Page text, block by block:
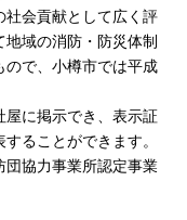
会貢献として広く評
域の消防・防災体制
で、小樽市では平成
に掲示でき、表示証
ることができます。
協力事業所認定事業